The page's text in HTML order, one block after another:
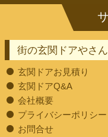
街の玄関ドアやさ
玄関ドアお見積り
玄関ドアQ&A
会社概要
プライバシーポリシー
お問合せ